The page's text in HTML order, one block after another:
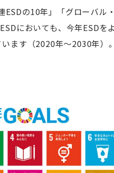
の10年」「グローバル
においても、今年ESDを
ます（2020年〜2030年）。